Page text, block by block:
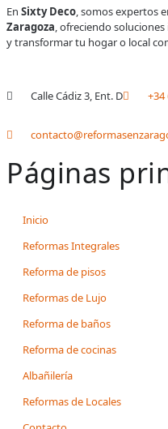
Páginas
Inicio
Reformas Integrales
Reforma de pisos
Reformas de Lujo
Reforma de baños
Reforma de cocinas
Albañilería
Reformas de Locales
En Sixty Deco, somos expertos
Zaragoza, ofreciendo
y transformar tu hogar o local
Calle Cádiz 3, Ent. D +34